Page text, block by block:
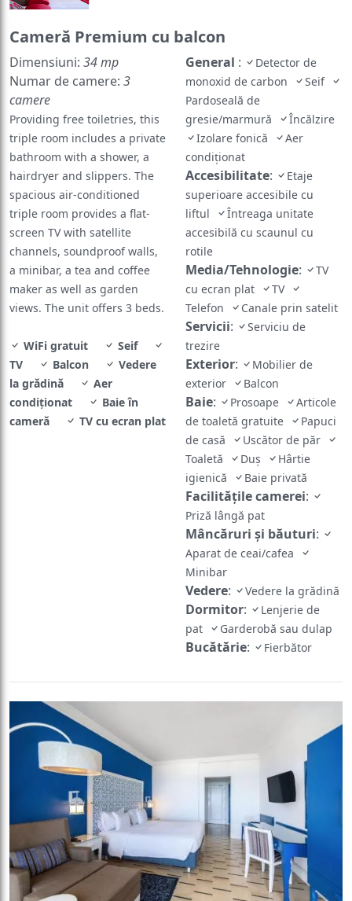
Cameră Premium cu balcon
Dimensiuni: 34 mp
Numar de camere: 3
camere
Providing free toiletries, this
triple room includes a private
bathroom with a shower, a
hairdryer and slippers. The
spacious air-conditioned
triple room provides a flat-
screen TV with satellite
channels, soundproof walls,
a minibar, a tea and coffee
maker as well as garden
views. The unit offers 3 beds.
WiFi gratuit
Seif
TV
Balcon
Vedere
la grădină
Aer
condiționat
Baie în
cameră
TV cu ecran plat
General :
Detector de
monoxid de carbon
Seif
Pardoseală de
gresie/marmură
Încălzire
Izolare fonică
Aer
condiționat
Accesibilitate:
Etaje
superioare accesibile cu
liftul
Întreaga unitate
accesibilă cu scaunul cu
rotile
Media/Tehnologie:
TV
cu ecran plat
TV
Telefon
Canale prin satelit
Servicii:
Serviciu de
trezire
Exterior:
Mobilier de
exterior
Balcon
Baie: Prosoape
Articole
de toaletă gratuite
Papuci
de casă
Uscător de păr
Toaletă
Duș
Hârtie
igienică
Baie privată
Facilităţile camerei:
Priză lângă pat
Mâncăruri și băuturi:
Aparat de ceai/cafea
Minibar
Vedere: Vedere la grădină
Dormitor:
Lenjerie de
pat
Garderobă sau dulap
Bucătărie: Fierbător